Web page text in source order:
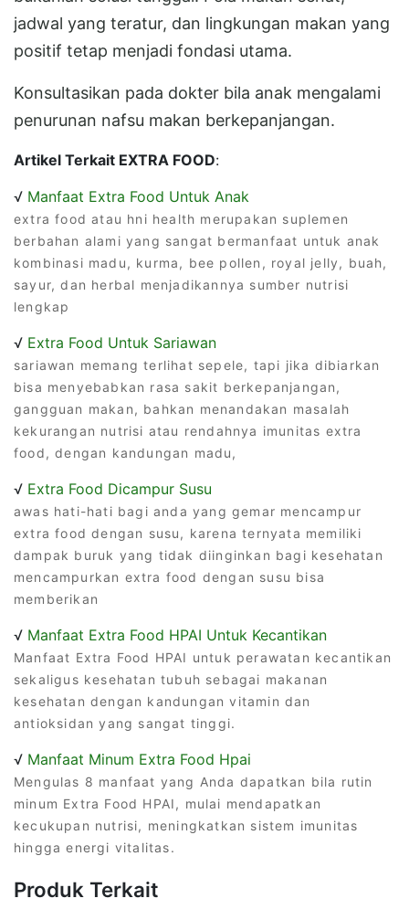
jadwal yang teratur, dan lingkungan makan yang
positif tetap menjadi fondasi utama.
Konsultasikan pada dokter bila anak mengalami
penurunan nafsu makan berkepanjangan.
Artikel Terkait EXTRA FOOD:
√ Manfaat Extra Food Untuk Anak
extra food atau hni health merupakan suplemen
berbahan alami yang sangat bermanfaat untuk anak
kombinasi madu, kurma, bee pollen, royal jelly, buah,
sayur, dan herbal menjadikannya sumber nutrisi
lengkap
√ Extra Food Untuk Sariawan
sariawan memang terlihat sepele, tapi jika dibiarkan
bisa menyebabkan rasa sakit berkepanjangan,
gangguan makan, bahkan menandakan masalah
kekurangan nutrisi atau rendahnya imunitas extra
food, dengan kandungan madu,
√ Extra Food Dicampur Susu
awas hati-hati bagi anda yang gemar mencampur
extra food dengan susu, karena ternyata memiliki
dampak buruk yang tidak diinginkan bagi kesehatan
mencampurkan extra food dengan susu bisa
memberikan
√ Manfaat Extra Food HPAI Untuk Kecantikan
Manfaat Extra Food HPAI untuk perawatan kecantikan
sekaligus kesehatan tubuh sebagai makanan
kesehatan dengan kandungan vitamin dan
antioksidan yang sangat tinggi.
√ Manfaat Minum Extra Food Hpai
Mengulas 8 manfaat yang Anda dapatkan bila rutin
minum Extra Food HPAI, mulai mendapatkan
kecukupan nutrisi, meningkatkan sistem imunitas
hingga energi vitalitas.
Produk Terkait